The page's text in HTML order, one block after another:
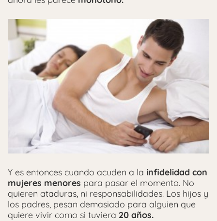
Y es entonces cuando acuden a la infidelidad con
mujeres menores para pasar el momento. No
quieren ataduras, ni responsabilidades. Los hijos y
los padres, pesan demasiado para alguien que
quiere vivir como si tuviera 20 años.